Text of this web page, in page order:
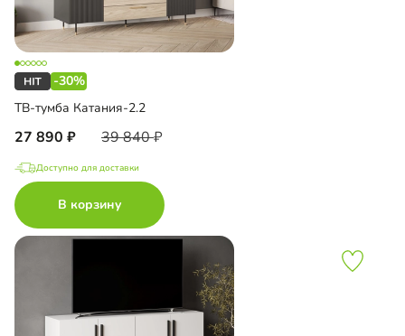
-30%
ТВ-тумба Катания-2.2
27 890 39 840
Доступно для доставки
В корзину